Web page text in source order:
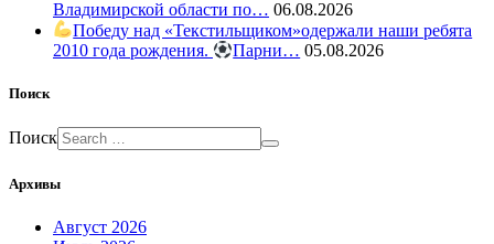
Владимирской области по… 06.08.2026
Победу над «Текстильщиком»одержали наши ребята
2010 года рождения.
Парни… 05.08.2026
Поиск
Поиск
Архивы
Август 2026